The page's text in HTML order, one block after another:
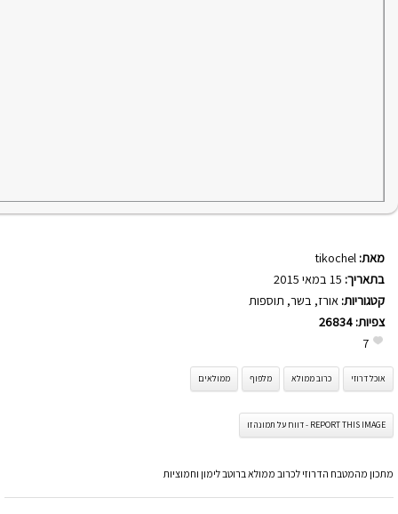
מאת: tikochel
בתאריך:
קטגוריות: אורז, בשר, תוספות
צפיות: 26834
7
אוכל דרוזי כרוב ממולא מלפוף ממולאים
REPORT THIS IMAGE - דווח על תמונה זו
מתכון מהמטבח הדרוזי לכרוב ממולא ברוטב לימון וחמוציות